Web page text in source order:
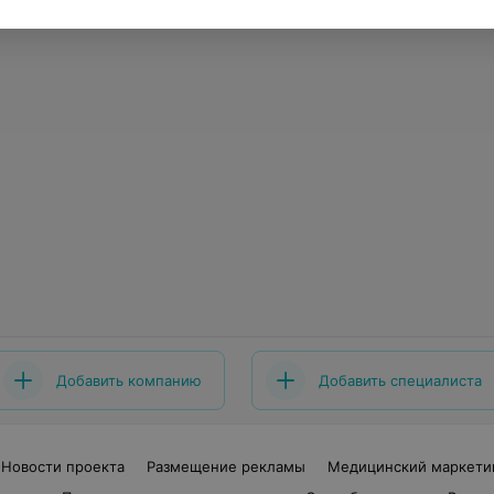
Добавить компанию Добавить специалиста
Новости проекта Размещение рекламы
Медицинский